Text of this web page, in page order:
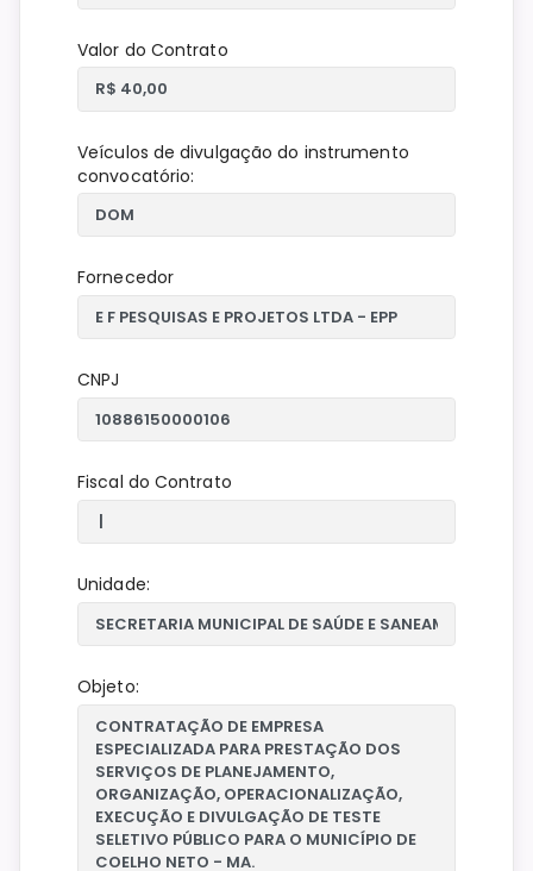
Valor do Contrato
Veículos de divulgação do instrumento
convocatório:
Fornecedor
CNPJ
Fiscal do Contrato
Unidade:
Objeto: